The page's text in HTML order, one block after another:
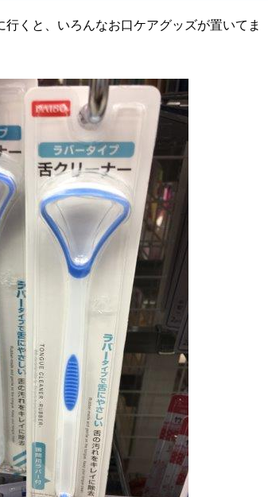
くと、いろんなお口ケアグッズが置いてま